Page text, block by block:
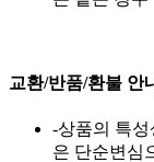
교환/반품/환불 안
-상품의 특
은 단순변심